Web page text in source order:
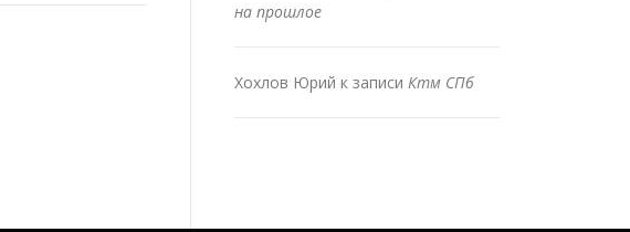
на прошлое
Хохлов Юрий к записи Ктм СПб